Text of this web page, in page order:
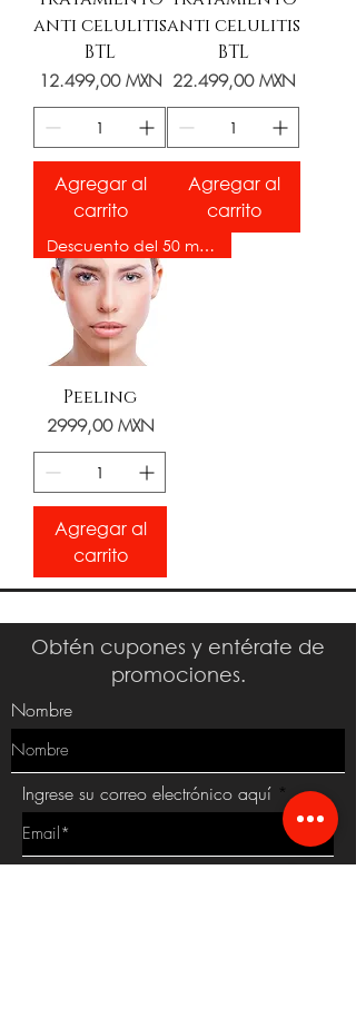
anti celulitis
BTL
Precio
12.499,00 MXN
Agregar al
carrito
anti celulitis
BTL
Precio
22.499,00 MXN
Agregar al
carrito
Descuento del 50 más el 15%
Peeling
Precio
2999,00 MXN
Agregar al
carrito
Obtén cupones y entérate de
promociones.
Nombre
Ingrese su correo electrónico aquí